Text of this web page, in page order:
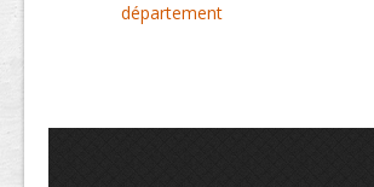
département